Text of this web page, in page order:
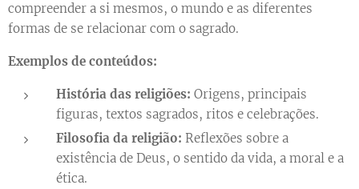
compreender a si mesmos, o mundo e as diferentes
formas de se relacionar com o sagrado.
Exemplos de conteúdos:
História das religiões: Origens, principais
figuras, textos sagrados, ritos e celebrações.
Filosofia da religião: Reflexões sobre a
existência de Deus, o sentido da vida, a moral e a
ética.